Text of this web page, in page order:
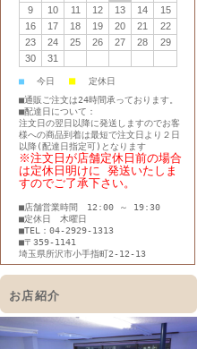
9
10 11 12 13 14
15
16
17 18 19 20 21
22
23
24 25 26 27 28
29
30
31
■ 今日 ■
定休日
■通販ご注文は24時間承っております。
■配達日について：
注文日の翌日以降に発送しますのでお客
様への商品到着は最短で注文日より２日
以降(配達日指定可)となります
※注文日が店舗定休日前の場合
は定休日明けに 発送いたしま
すのでご了承下さい。
■店舗営業時間 12:00 ～ 19:30
■定休日 木曜日
■TEL：04-2929-1313
■〒359-1141
埼玉県所沢市小手指町2-12-13
お店紹介